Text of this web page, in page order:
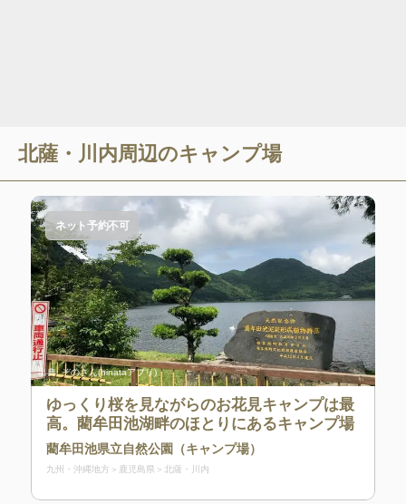
北薩・川内周辺のキャンプ場
出典:ぞのさん(hinataアプリ)
ネット予約不可
ゆっくり桜を見ながらのお花見キャンプは最
高。藺牟田池湖畔のほとりにあるキャンプ場
藺牟田池県立自然公園（キャンプ場）
九州・沖縄地方 鹿児島県 北薩・川内